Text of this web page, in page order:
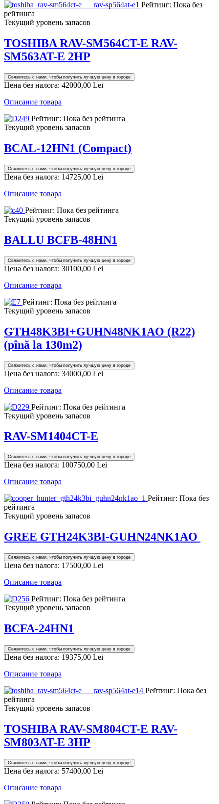
Рейтинг: Пока без
рейтинга
Текущий уровень запасов
TOSHIBA RAV-SM564CT-E RAV-
SM563AT-E 2HP
Свяжитесь с нами, чтобы получить лучшую цену в городе
Цена без налога: 42000,00 Lei
Описание товара
Рейтинг: Пока без рейтинга
Текущий уровень запасов
BCAL-12HN1 (Compact)
Свяжитесь с нами, чтобы получить лучшую цену в городе
Цена без налога: 14725,00 Lei
Описание товара
Рейтинг: Пока без рейтинга
Текущий уровень запасов
BALLU BCFB-48HN1
Свяжитесь с нами, чтобы получить лучшую цену в городе
Цена без налога: 30100,00 Lei
Описание товара
Рейтинг: Пока без рейтинга
Текущий уровень запасов
GTH48K3BI+GUHN48NK1AO (R22)
(pînă la 130m2)
Свяжитесь с нами, чтобы получить лучшую цену в городе
Цена без налога: 34000,00 Lei
Описание товара
Рейтинг: Пока без рейтинга
Текущий уровень запасов
RAV-SM1404CT-E
Свяжитесь с нами, чтобы получить лучшую цену в городе
Цена без налога: 100750,00 Lei
Описание товара
Рейтинг: Пока без
рейтинга
Текущий уровень запасов
GREE GTH24K3BI-GUHN24NK1AO
Свяжитесь с нами, чтобы получить лучшую цену в городе
Цена без налога: 17500,00 Lei
Описание товара
Рейтинг: Пока без рейтинга
Текущий уровень запасов
BCFA-24HN1
Свяжитесь с нами, чтобы получить лучшую цену в городе
Цена без налога: 19375,00 Lei
Описание товара
Рейтинг: Пока без
рейтинга
Текущий уровень запасов
TOSHIBA RAV-SM804CT-E RAV-
SM803AT-E 3HP
Свяжитесь с нами, чтобы получить лучшую цену в городе
Цена без налога: 57400,00 Lei
Описание товара